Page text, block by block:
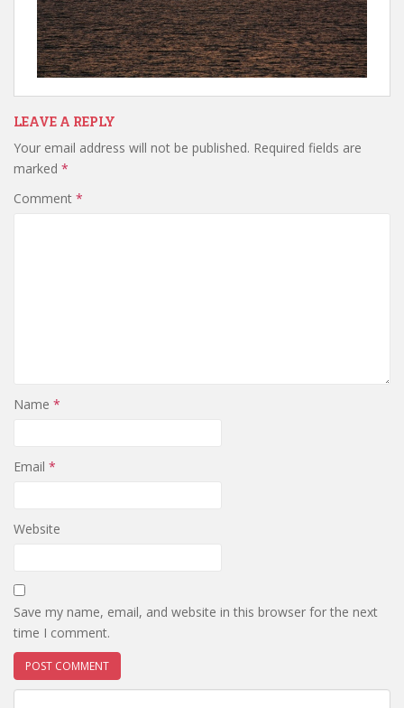
LEAVE A REPLY
Your email address will not be published. Required fields are
marked *
Comment *
Name *
Email *
Website
Save my name, email, and website in this browser for the next
time I comment.